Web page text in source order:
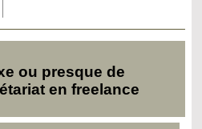
ou presque de
en freelance